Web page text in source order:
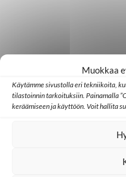
Muokkaa
Käytämme sivustolla eri tekniikoita,
tilastoinnin tarkoituksiin. Painamalla
keräämiseen ja käyttöön. Voit hallita